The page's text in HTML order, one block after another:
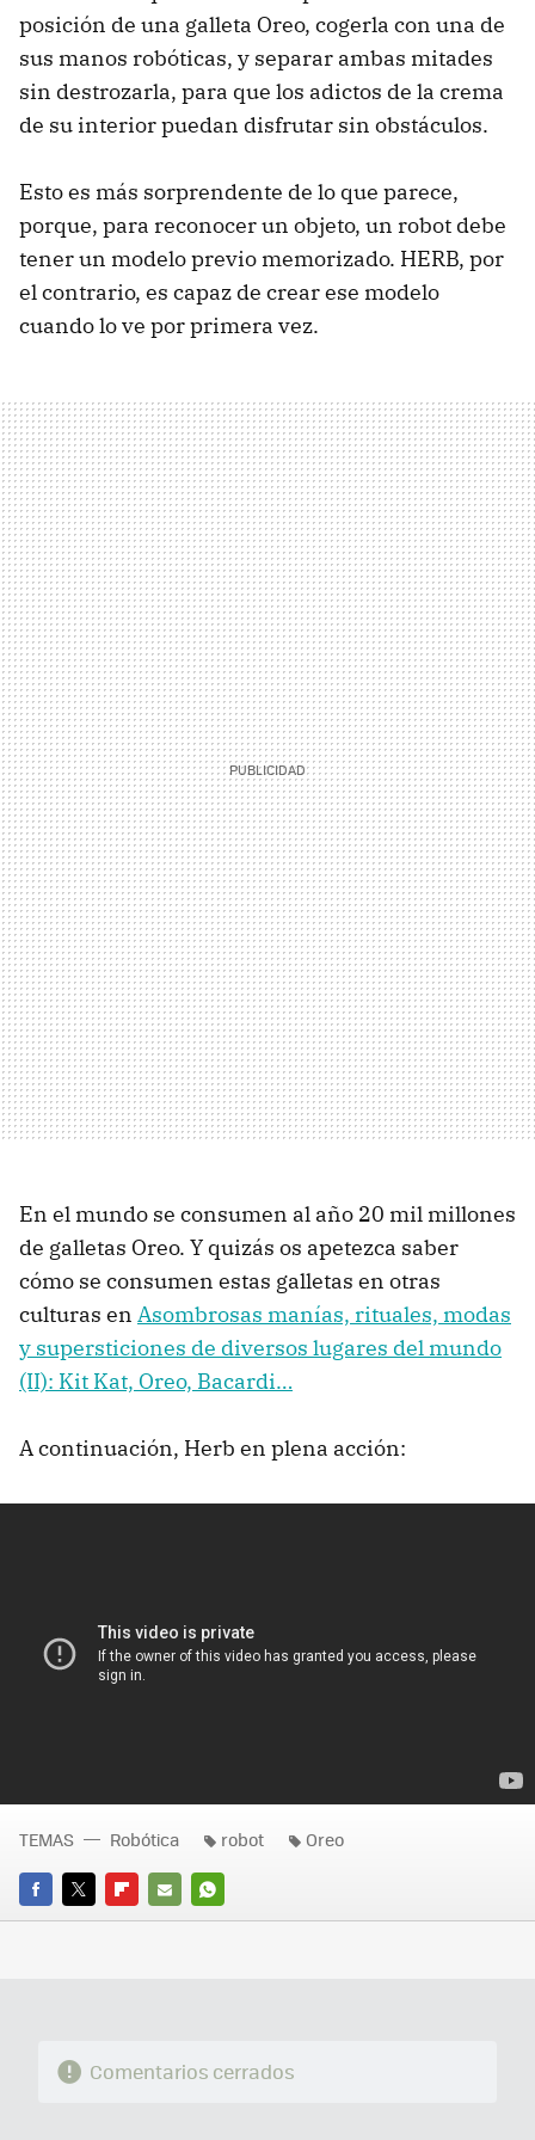
posición de una galleta Oreo, cogerla con una de
sus manos robóticas, y separar ambas mitades
sin destrozarla, para que los adictos de la crema
de su interior puedan disfrutar sin obstáculos.
Esto es más sorprendente de lo que parece,
porque, para reconocer un objeto, un robot debe
tener un modelo previo memorizado. HERB, por
el contrario, es capaz de crear ese modelo
cuando lo ve por primera vez.
En el mundo se consumen al año 20 mil millones
de galletas Oreo. Y quizás os apetezca saber
cómo se consumen estas galletas en otras
culturas en Asombrosas manías, rituales, modas
y supersticiones de diversos lugares del mundo
(II): Kit Kat, Oreo, Bacardi…
A continuación, Herb en plena acción:
FACEBOOK
TWITTERFLIPBOARD
E-
WHATSAPP
TEMAS Robótica robot Oreo
Comentarios cerrados